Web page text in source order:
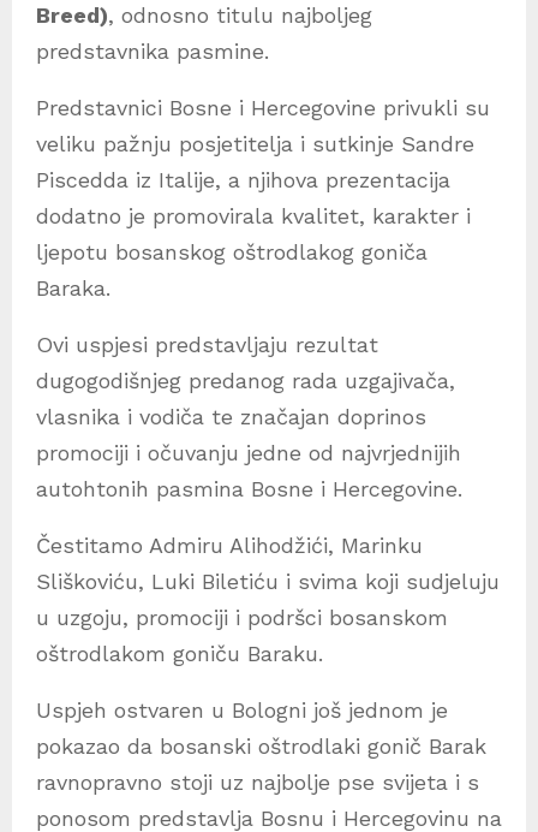
Breed), odnosno titulu najboljeg
predstavnika pasmine.
Predstavnici Bosne i Hercegovine privukli su
veliku pažnju posjetitelja i sutkinje Sandre
Piscedda iz Italije, a njihova prezentacija
dodatno je promovirala kvalitet, karakter i
ljepotu bosanskog oštrodlakog goniča
Baraka.
Ovi uspjesi predstavljaju rezultat
dugogodišnjeg predanog rada uzgajivača,
vlasnika i vodiča te značajan doprinos
promociji i očuvanju jedne od najvrjednijih
autohtonih pasmina Bosne i Hercegovine.
Čestitamo Admiru Alihodžići, Marinku
Sliškoviću, Luki Biletiću i svima koji sudjeluju
u uzgoju, promociji i podršci bosanskom
oštrodlakom goniču Baraku.
Uspjeh ostvaren u Bologni još jednom je
pokazao da bosanski oštrodlaki gonič Barak
ravnopravno stoji uz najbolje pse svijeta i s
ponosom predstavlja Bosnu i Hercegovinu na